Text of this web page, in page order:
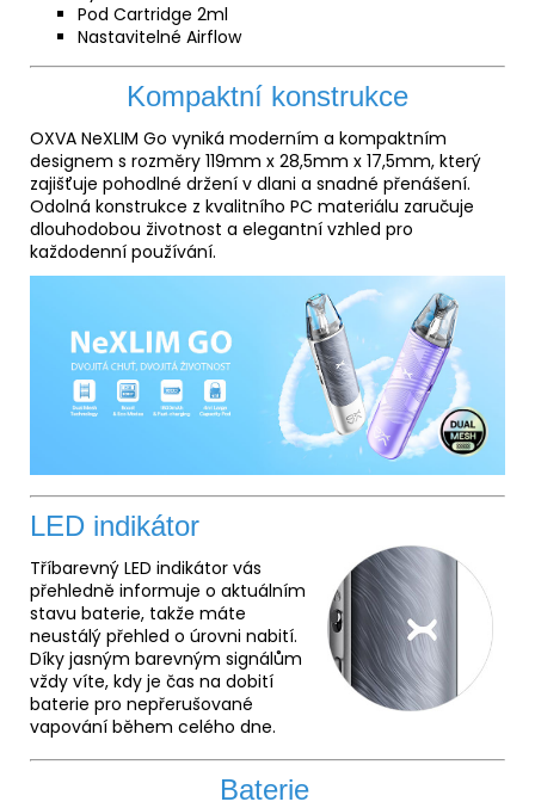
Pod Cartridge 2ml
Nastavitelné Airflow
Kompaktní konstrukce
OXVA NeXLIM Go vyniká moderním a kompaktním
designem s rozměry 119mm x 28,5mm x 17,5mm, který
zajišťuje pohodlné držení v dlani a snadné přenášení.
Odolná konstrukce z kvalitního PC materiálu zaručuje
dlouhodobou životnost a elegantní vzhled pro
každodenní používání.
LED indikátor
Tříbarevný LED indikátor vás
přehledně informuje o aktuálním
stavu baterie, takže máte
neustálý přehled o úrovni nabití.
Díky jasným barevným signálům
vždy víte, kdy je čas na dobití
baterie pro nepřerušované
vapování během celého dne.
Baterie